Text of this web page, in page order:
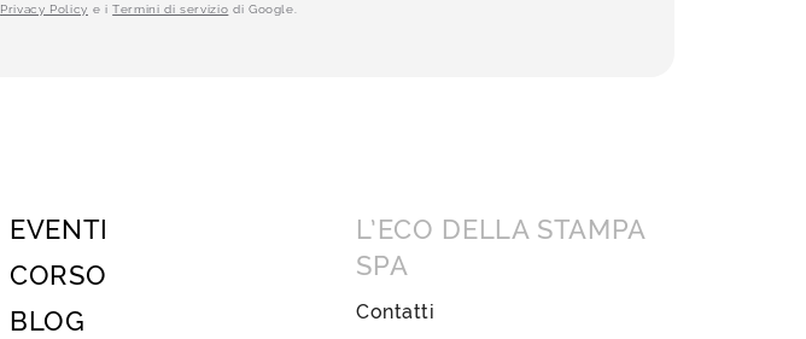
Privacy Policy e iTermini di servizio di Google.
EVENTI
CORSO
BLOG
L’ECO DELLA STAMPA
SPA
Contatti